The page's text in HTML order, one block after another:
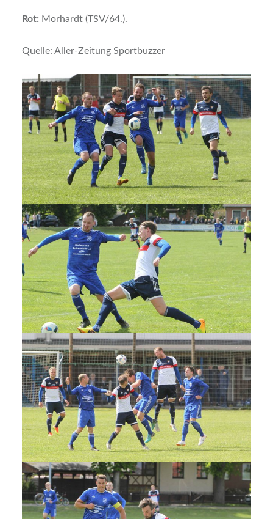
Rot: Morhardt (TSV/64.).
Quelle: Aller-Zeitung Sportbuzzer